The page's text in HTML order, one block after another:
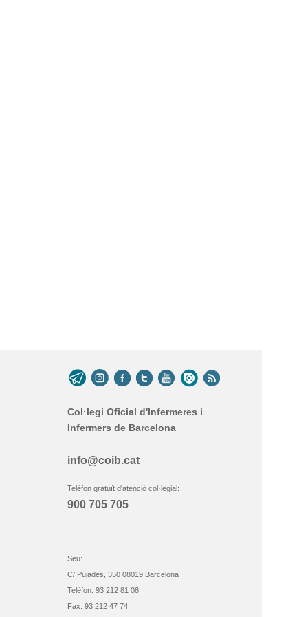
Col·legi Oficial d'Infermeres i
Infermers de Barcelona
info@coib.cat
Telèfon gratuït d'atenció col·legial:
900 705 705
Seu:
C/ Pujades, 350 08019 Barcelona
Telèfon: 93 212 81 08
Fax: 93 212 47 74